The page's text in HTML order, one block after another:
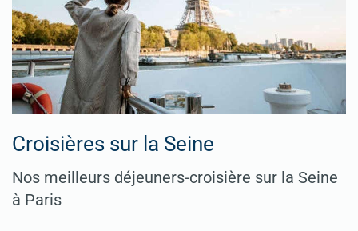
Croisières sur la Seine
Nos meilleurs déjeuners-croisière sur la Seine
à Paris